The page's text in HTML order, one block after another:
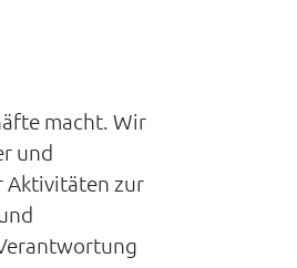
macht. Wir
und
Aktivitäten zur